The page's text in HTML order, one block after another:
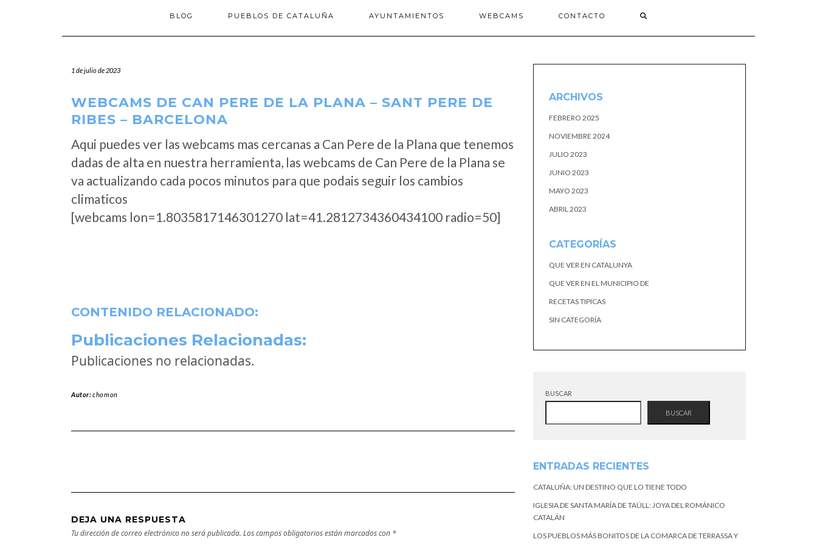
BLOG PUEBLOS DE CATALUÑA AYUNTAMIENTOS WEBCAMS CONTACTO
1 de julio de 2023
WEBCAMS DE CAN PERE DE LA PLANA – SANT PERE DE
RIBES – BARCELONA
Aqui puedes ver las webcams mas cercanas a Can Pere de la Plana que tenemos
dadas de alta en nuestra herramienta, las webcams de Can Pere de la Plana se
va actualizando cada pocos minutos para que podais seguir los cambios
climaticos
[webcams lon=1.8035817146301270 lat=41.2812734360434100 radio=50]
CONTENIDO RELACIONADO:
Publicaciones Relacionadas:
Publicaciones no relacionadas.
Autor:chomon
DEJA UNA RESPUESTA
Tu dirección de correo electrónico no será publicada. Los campos obligatorios están marcados con *
ARCHIVOS
FEBRERO 2025
NOVIEMBRE 2024
JULIO 2023
JUNIO 2023
MAYO 2023
ABRIL 2023
CATEGORÍAS
QUE VER EN CATALUNYA
QUE VER EN EL MUNICIPIO DE
RECETAS TIPICAS
SIN CATEGORÍA
BUSCAR
BUSCAR
ENTRADAS RECIENTES
CATALUÑA: UN DESTINO QUE LO TIENE TODO
IGLESIA DE SANTA MARÍA DE TAÜLL: JOYA DEL ROMÁNICO
CATALÁN
LOS PUEBLOS MÁS BONITOS DE LA COMARCA DE TERRASSA Y